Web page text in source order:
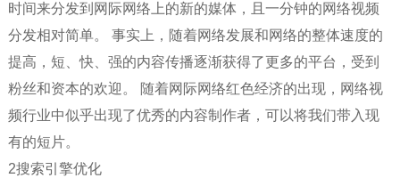
时间来分发到网际网络上的新的媒体，且一分钟的网络视频
分发相对简单。 事实上，随着网络发展和网络的整体速度的
提高，短、快、强的内容传播逐渐获得了更多的平台，受到
粉丝和资本的欢迎。 随着网际网络红色经济的出现，网络视
频行业中似乎出现了优秀的内容制作者，可以将我们带入现
有的短片。
2搜索引擎优化